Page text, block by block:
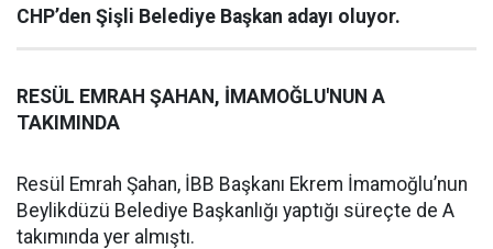
CHP’den Şişli Belediye Başkan adayı oluyor.
RESÜL EMRAH ŞAHAN, İMAMOĞLU'NUN A
TAKIMINDA
Resül Emrah Şahan, İBB Başkanı Ekrem İmamoğlu’nun
Beylikdüzü Belediye Başkanlığı yaptığı süreçte de A
takımında yer almıştı.